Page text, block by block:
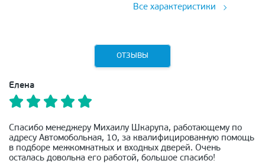
Все характеристики
ОТЗЫВЫ
Елена
Спасибо менеджеру Михаилу Шкарупа, работающему по
адресу Автомобольная, 10, за квалифицированную помощь
в подборе межкомнатных и входных дверей. Очень
осталась довольна его работой, большое спасибо!